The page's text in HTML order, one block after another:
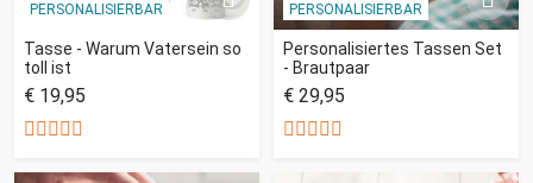
PERSONALISIERBAR
Tasse - Warum Vatersein so
toll ist
€ 19,95
PERSONALISIERBAR
Personalisiertes Tassen Set
- Brautpaar
€ 29,95